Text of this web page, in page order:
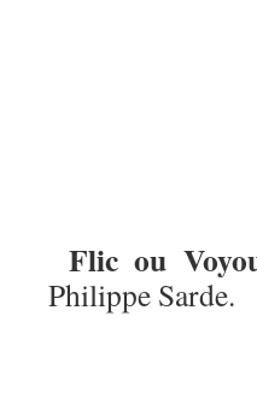
Flic ou
Philippe Sarde.